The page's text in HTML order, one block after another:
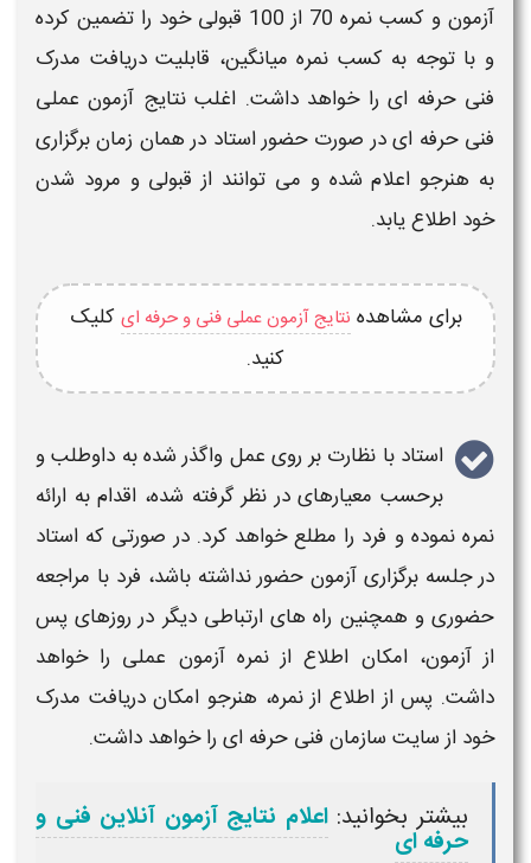
آزمون
و کسب نمره 70 از 100 قبولی خود را تضمین کرده
و با توجه به کسب نمره میانگین، قابلیتدریافت مدرک
فنی حرفه ایرا خواهد داشت. اغلبنتایج آزمون عملی
فنی حرفه ایدر صورت حضور استاد در همان زمان برگزاری
به هنرجو اعلام شده و می توانند از قبولی و مرود شدن
خود اطلاع یابد.
برای مشاهده نتایج آزمون عملی فنی و حرفه ای کلیک
کنید.
استاد با نظارت بر روی عمل واگذر شده به داوطلب و
برحسب معیارهای در نظر گرفته شده، اقدام به ارائه
نمره نموده و فرد را مطلع خواهد کرد. در صورتی که استاد
در جلسه برگزاری آزمونحضور نداشته باشد، فرد با مراجعه
حضوری و همچنین راه های ارتباطی دیگر در روزهای پس
ازآزمون، امکان اطلاع از نمرهآزمون عملی را خواهد
داشت. پس از اطلاع از نمره، هنرجو امکان دریافت مدرک
خود از سایت سازمان فنی حرفه ای را خواهد داشت.
بیشتر بخوانید: اعلام نتایج آزمون آنلاین فنی و
حرفه ای